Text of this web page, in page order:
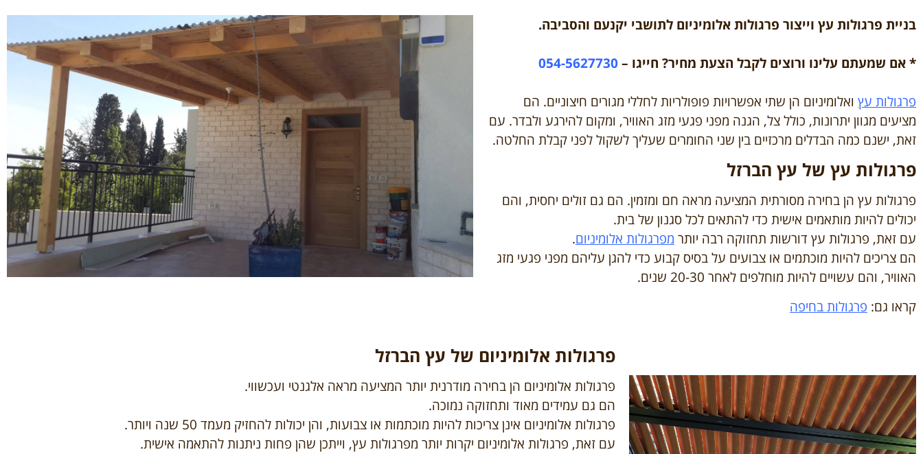
בניית פרגולות עץ וייצור פרגולות אלומיניום לתושבי יקנעם והסביבה.
* אם שמעתם עלינו ורוצים לקבל הצעת מחיר? חייגו –054-5627730
פרגולות עץ ואלומיניום הן שתי אפשרויות פופולריות לחללי מגורים חיצוניים. הם
מציעים מגוון יתרונות, כולל צל, הגנה מפני פגעי מזג האוויר, ומקום להירגע ולבדר. עם
זאת, ישנם כמה הבדלים מרכזיים בין שני החומרים שעליך לשקול לפני קבלת החלטה.
פרגולות עץ של עץ הברזל
פרגולות עץ הן בחירה מסורתית המציעה מראה חם ומזמין. הם גם זולים יחסית, והם
יכולים להיות מותאמים אישית כדי להתאים לכל סגנון של בית.
עם זאת, פרגולות עץ דורשות תחזוקה רבה יותר מפרגולות אלומיניום.
הם צריכים להיות מוכתמים או צבועים על בסיס קבוע כדי להגן עליהם מפני פגעי מזג
האוויר, והם עשויים להיות מוחלפים לאחר 20-30 שנים.
קראו גם: פרגולות בחיפה
פרגולות אלומיניום של עץ הברזל
פרגולות אלומיניום הן בחירה מודרנית יותר המציעה מראה אלגנטי ועכשווי.
הם גם עמידים מאוד ותחזוקה נמוכה.
פרגולות אלומיניום אינן צריכות להיות מוכתמות או צבועות, והן יכולות להחזיק מעמד 50 שנה ויותר.
עם זאת, פרגולות אלומיניום יקרות יותר מפרגולות עץ, וייתכן שהן פחות ניתנות להתאמה אישית.